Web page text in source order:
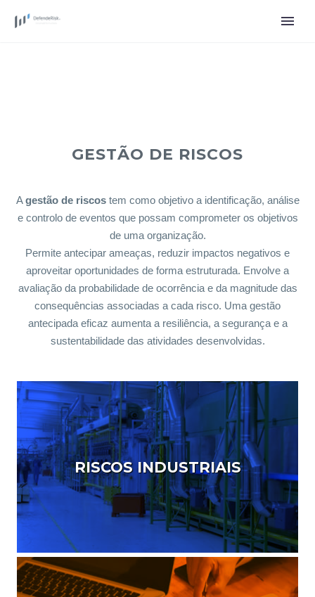
GESTÃO DE RISCOS
Agestão de riscostem como objetivo a identificação, análise
e controlo de eventos que possam comprometer os objetivos
de uma organização.
Permite antecipar ameaças, reduzir impactos negativos e
aproveitar oportunidades de forma estruturada. Envolve a
avaliação da probabilidade de ocorrência e da magnitude das
consequências associadas a cada risco. Uma gestão
antecipada eficaz aumenta a resiliência, a segurança e a
sustentabilidade das atividades desenvolvidas.
RISCOS INDUSTRIAIS